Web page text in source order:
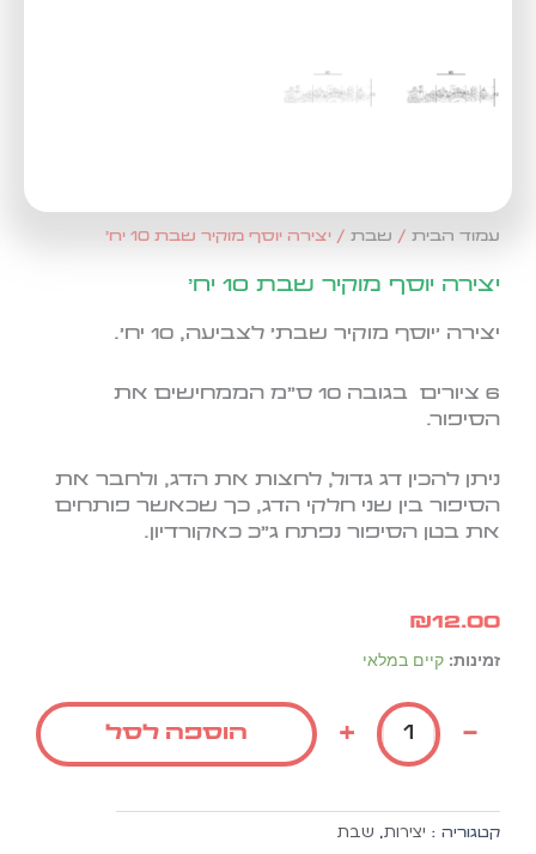
עמוד הבית/שבת/ יצירה יוסף מוקיר שבת 10 יח'
יצירה יוסף מוקיר שבת 10 יח'
יצירה 'יוסף מוקיר שבת' לצביעה, 10 יח'.
6 ציורים בגובה 10 ס"מ הממחישים את
הסיפור.
ניתן להכין דג גדול, לחצות את הדג, ולחבר את
הסיפור בין שני חלקי הדג, כך שכאשר פותחים
את בטן הסיפור נפתח ג"כ כאקורדיון.
₪12.00
זמינות: קיים במלאי
כמות
יצירה
יוסף
מוקיר
10
יח'
הוספה לסל
קטגוריה : יצירות, שבת